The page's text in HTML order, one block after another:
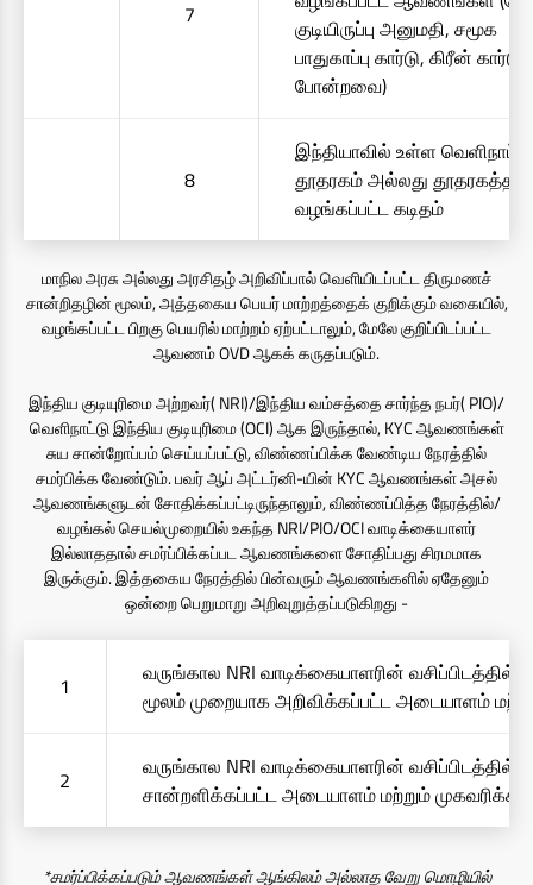
7
குடியிருப்பு அனுமதி, சமூக
பாதுகாப்பு கார்டு, கிரீன் கார்டு
போன்றவை)
8
இந்தியாவில் உள்ள வெளிநாட்டு
தூதரகம் அல்லது
வழங்கப்பட்ட கடிதம்
மாநில அரசு அல்லது அரசிதழ் அறிவிப்பால் வெளியிடப்பட்ட திருமணச்
சான்றிதழின் மூலம், அத்தகைய பெயர் மாற்றத்தைக் குறிக்கும் வகையில்,
வழங்கப்பட்ட பிறகு பெயரில் மாற்றம் ஏற்பட்டாலும், மேலே குறிப்பிடப்பட்ட
ஆவணம் OVD ஆகக் கருதப்படும்.
இந்திய குடியுரிமை அற்றவர்( NRI)/இந்திய வம்சத்தை சார்ந்த நபர்( PIO)/
வெளிநாட்டு இந்திய குடியுரிமை (OCI) ஆக இருந்தால், KYC ஆவணங்கள்
சுய சான்றோப்பம் செய்யப்பட்டு, விண்ணப்பிக்க வேண்டிய நேரத்தில்
சமர்பிக்க வேண்டும். பவர் ஆப் அட்டர்னி-யின் KYC ஆவணங்கள் அசல்
ஆவணங்களுடன் சோதிக்கப்பட்டிருந்தாலும், விண்ணப்பித்த நேரத்தில்/
வழங்கல் செயல்முறையில் உகந்த NRI/PIO/OCI வாடிக்கையாளர்
இல்லாததால் சமர்ப்பிக்கப்பட ஆவணங்களை சோதிப்பது சிரமமாக
இருக்கும். இத்தகைய நேரத்தில் பின்வரும் ஆவணங்களில் ஏதேனும்
ஒன்றை பெறுமாறு அறிவுறுத்தப்படுகிறது -
1
வருங்கால NRI வாடிக்கையாளரின் வசிப்பிடத்தில்
மூலம் முறையாக அறிவிக்கப்பட்ட அடையாளம்
2
வருங்கால NRI வாடிக்கையாளரின்
சான்றளிக்கப்பட்ட அடையாளம் மற்றும்
*சமர்ப்பிக்கப்படும் ஆவணங்கள் ஆங்கிலம் அல்லாத வேறு மொழியில்